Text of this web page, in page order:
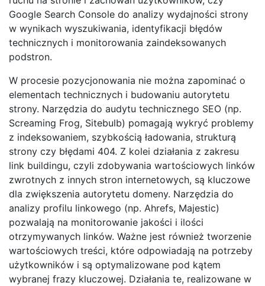
Google Search Console do analizy wydajności strony
w wynikach wyszukiwania, identyfikacji błędów
technicznych i monitorowania zaindeksowanych
podstron.
W procesie pozycjonowania nie można zapominać o
elementach technicznych i budowaniu autorytetu
strony. Narzędzia do audytu technicznego SEO (np.
Screaming Frog, Sitebulb) pomagają wykryć problemy
z indeksowaniem, szybkością ładowania, strukturą
strony czy błędami 404. Z kolei działania z zakresu
link buildingu, czyli zdobywania wartościowych linków
zwrotnych z innych stron internetowych, są kluczowe
dla zwiększenia autorytetu domeny. Narzędzia do
analizy profilu linkowego (np. Ahrefs, Majestic)
pozwalają na monitorowanie jakości i ilości
otrzymywanych linków. Ważne jest również tworzenie
wartościowych treści, które odpowiadają na potrzeby
użytkowników i są optymalizowane pod kątem
wybranej frazy kluczowej. Działania te, realizowane w